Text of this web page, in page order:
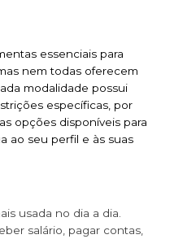
essenciais para
nem todas oferecem
modalidade possui
específicas, por
opções disponíveis para
ao seu perfil e às suas
usada no dia a dia.
salário, pagar contas,